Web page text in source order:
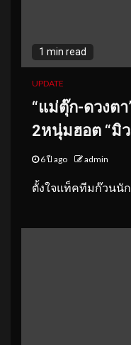
1 min read
UPDATE
“แม่ตุ๊ก-ดวงต
2หนุ่มฮอต “มิ
6 ปี ago admin
ตั้งใจแท็คทีมก๊วนนัก...